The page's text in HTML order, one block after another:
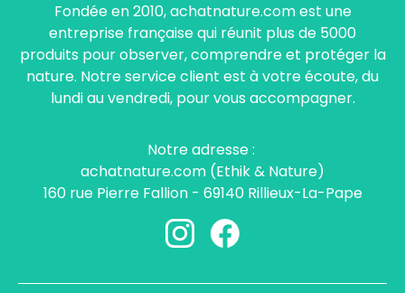
Fondée en 2010, achatnature.com est une
entreprise française qui réunit plus de 5000
produits pour observer, comprendre et protéger la
nature. Notre service client est à votre écoute, du
lundi au vendredi, pour vous accompagner.
Notre adresse :
achatnature.com (Ethik & Nature)
160 rue Pierre Fallion - 69140 Rillieux-La-Pape